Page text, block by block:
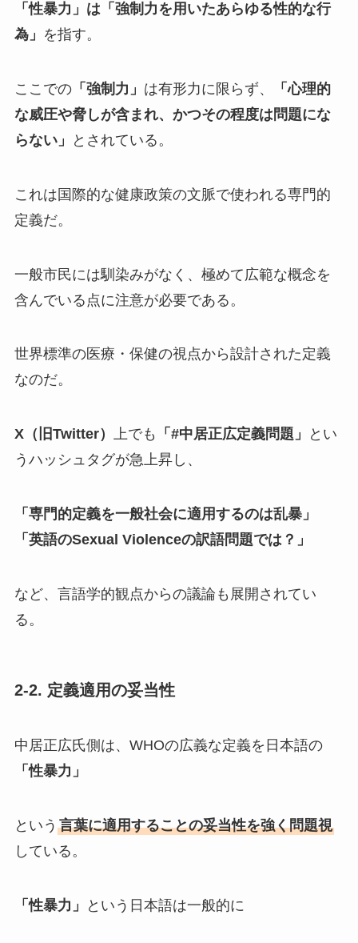
「性暴力」は「強制力を用いたあらゆる性的な行
為」 を指す。
ここでの「強制力」 は有形力に限らず、
「心理的
な威圧や脅しが含まれ、かつその程度は問題にな
らない」
とされている。
これは国際的な健康政策の文脈で使われる専門的
定義だ。
一般市民には馴染みがなく、極めて広範な概念を
含んでいる点に注意が必要である。
世界標準の医療・保健の視点から設計された定義
なのだ。
X（旧Twitter） 上でも 「#中居正広定義問題」
とい
うハッシュタグが急上昇し、
「専門的定義を一般社会に適用するのは乱暴」
「英語のSexual Violenceの訳語問題では？」
など、言語学的観点からの議論も展開されてい
る。
2-2. 定義適用の妥当性
中居正広氏側は、WHOの広義な定義を日本語の
「性暴力」
という 言葉に適用することの妥当性を強く問題視
している。
「性暴力」 という日本語は一般的に